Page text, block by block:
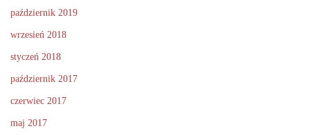
październik 2019
wrzesień 2018
styczeń 2018
październik 2017
czerwiec 2017
maj 2017